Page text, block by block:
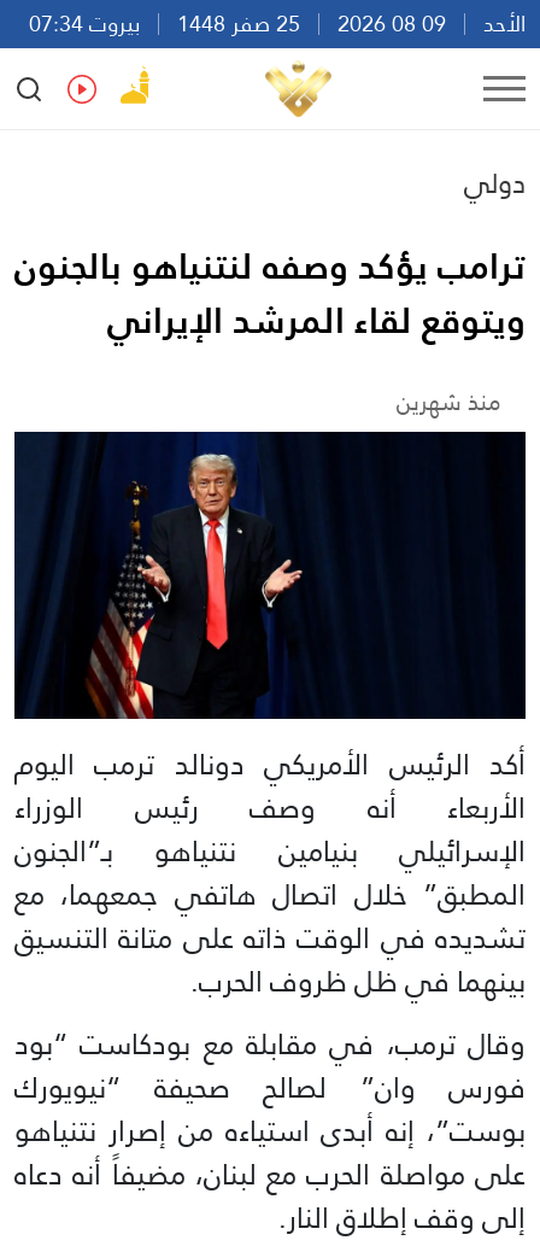
الأحد
بيروت 07:34
Ar
En Fr Es
دولي
ترامب يؤكد وصفه لنتنياهو بالجنون
ويتوقع لقاء المرشد الإيراني
منذ شهرين
أكد الرئيس الأمريكي دونالد ترمب اليوم
الأربعاء أنه وصف رئيس الوزراء
الإسرائيلي بنيامين نتنياهو بـ”الجنون
المطبق” خلال اتصال هاتفي جمعهما، مع
تشديده في الوقت ذاته على متانة التنسيق
بينهما في ظل ظروف الحرب.
وقال ترمب، في مقابلة مع بودكاست “بود
فورس وان” لصالح صحيفة “نيويورك
بوست”، إنه أبدى استياءه من إصرار نتنياهو
على مواصلة الحرب مع لبنان، مضيفاً أنه دعاه
إلى وقف إطلاق النار.